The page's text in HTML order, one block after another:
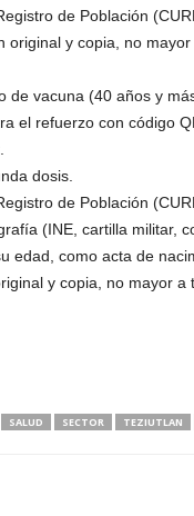
de Población
original y copia, no
de vacuna (40 años y
el refuerzo con código
dosis.
de Población
(INE, cartilla militar,
edad, como acta de
y copia, no mayor a
SALUD SECTOR TEZIUTLAN